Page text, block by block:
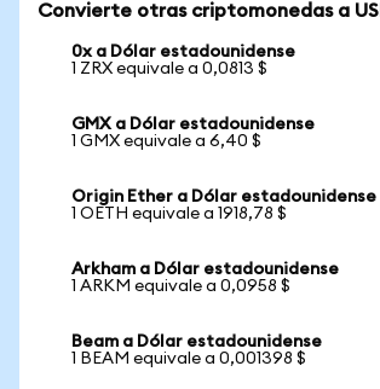
Convierte otras criptomonedas a
0x a Dólar estadounidense
1 ZRX equivale a 0,0813 $
GMX a Dólar estadounidense
1 GMX equivale a 6,40 $
Origin Ether a Dólar estadounidense
1 OETH equivale a 1918,78 $
Arkham a Dólar estadounidense
1 ARKM equivale a 0,0958 $
Beam a Dólar estadounidense
1 BEAM equivale a 0,001398 $